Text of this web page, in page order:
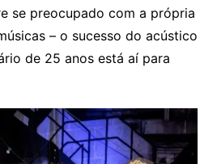
se preocupado com a própria
– o sucesso do acústico
de 25 anos está aí para